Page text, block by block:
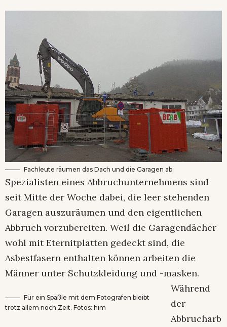
Fachleute räumen das Dach und die Garagen ab.
Spezialisten eines Abbruchunternehmens sind
seit Mitte der Woche dabei, die leer stehenden
Garagen auszuräumen und den eigentlichen
Abbruch vorzubereiten. Weil die Garagendächer
wohl mit Eternitplatten gedeckt sind, die
Asbestfasern enthalten können arbeiten die
Männer unter Schutzkleidung und -masken.
Für ein Späßle mit dem Fotografen bleibt
trotz allem noch Zeit. Fotos: him
Während
der
Abbrucharb